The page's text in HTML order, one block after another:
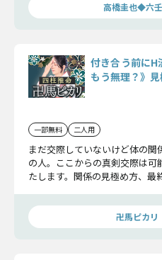
高橋圭也◆六
付き合う前にH
もう無理？》
一部無料 二人用
まだ交際していないけど体の
の人。ここからの真剣交際は
たします。関係の見極め方、最
卍馬ピカリ